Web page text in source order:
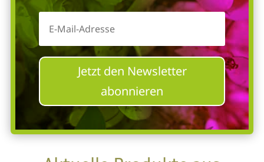
Jetzt den Newsletter
abonnieren